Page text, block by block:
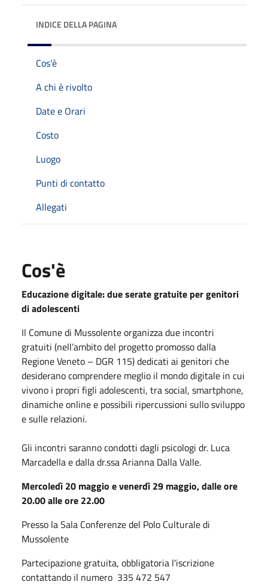
INDICE DELLA PAGINA
Cos'è
A chi è rivolto
Date e Orari
Costo
Luogo
Punti di contatto
Allegati
Cos'è
Educazione digitale: due serate gratuite per genitori
di adolescenti
Il Comune di Mussolente organizza due incontri
gratuiti (nell’ambito del progetto promosso dalla
Regione Veneto – DGR 115) dedicati ai genitori che
desiderano comprendere meglio il mondo digitale in cui
vivono i propri figli adolescenti, tra social, smartphone,
dinamiche online e possibili ripercussioni sullo sviluppo
e sulle relazioni.
Gli incontri saranno condotti dagli psicologi dr. Luca
Marcadella e dalla dr.ssa Arianna Dalla Valle.
Mercoledì 20 maggio e venerdì 29 maggio, dalle ore
20.00 alle ore 22.00
Presso la Sala Conferenze del Polo Culturale di
Mussolente
Partecipazione gratuita, obbligatoria l'iscrizione
contattando il numero 335 472 547